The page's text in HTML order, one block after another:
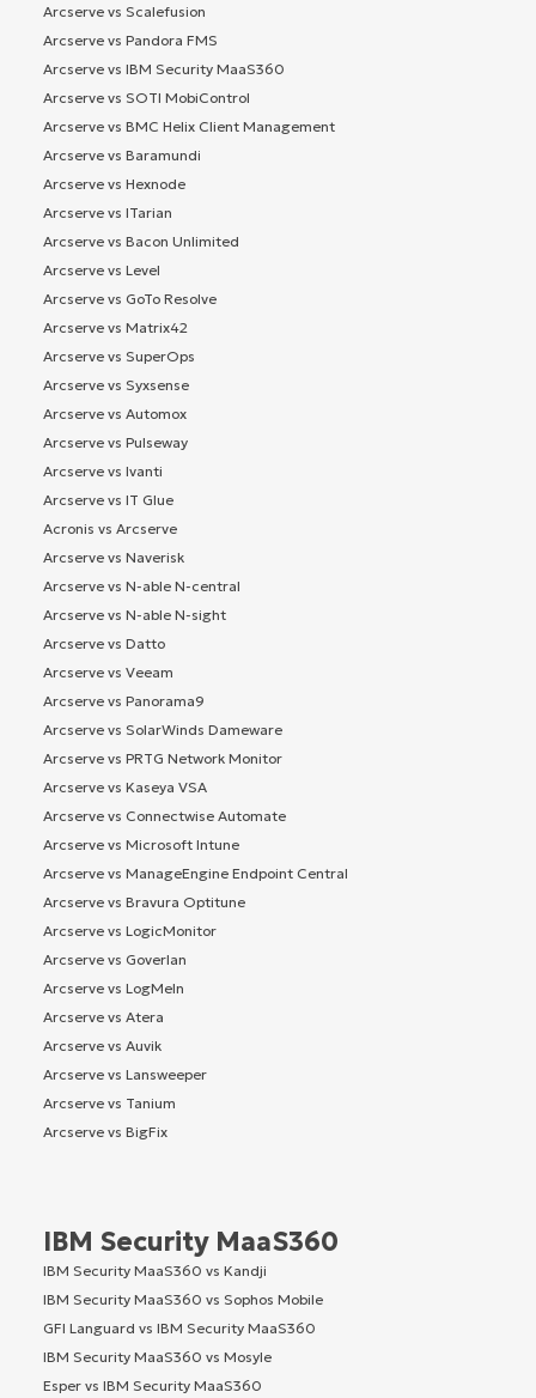
Arcserve vs Scalefusion
Arcserve vs Pandora FMS
Arcserve vs IBM Security MaaS360
Arcserve vs SOTI MobiControl
Arcserve vs BMC Helix Client Management
Arcserve vs Baramundi
Arcserve vs Hexnode
Arcserve vs ITarian
Arcserve vs Bacon Unlimited
Arcserve vs Level
Arcserve vs GoTo Resolve
Arcserve vs Matrix42
Arcserve vs SuperOps
Arcserve vs Syxsense
Arcserve vs Automox
Arcserve vs Pulseway
Arcserve vs Ivanti
Arcserve vs IT Glue
Acronis vs Arcserve
Arcserve vs Naverisk
Arcserve vs N-able N-central
Arcserve vs N-able N-sight
Arcserve vs Datto
Arcserve vs Veeam
Arcserve vs Panorama9
Arcserve vs SolarWinds Dameware
Arcserve vs PRTG Network Monitor
Arcserve vs Kaseya VSA
Arcserve vs Connectwise Automate
Arcserve vs Microsoft Intune
Arcserve vs ManageEngine Endpoint Central
Arcserve vs Bravura Optitune
Arcserve vs LogicMonitor
Arcserve vs Goverlan
Arcserve vs LogMeIn
Arcserve vs Atera
Arcserve vs Auvik
Arcserve vs Lansweeper
Arcserve vs Tanium
Arcserve vs BigFix
IBM Security MaaS360
IBM Security MaaS360 vs Kandji
IBM Security MaaS360 vs Sophos Mobile
GFI Languard vs IBM Security MaaS360
IBM Security MaaS360 vs Mosyle
Esper vs IBM Security MaaS360